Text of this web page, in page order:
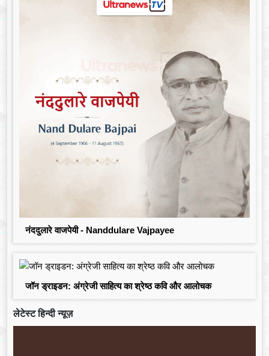
नंददुलारे वाजपेयी - Nanddulare Vajpayee
जॉन ड्राइडन: अंग्रेजी साहित्य का श्रेष्ठ कवि और आलोचक
लेटेस्ट हिन्दी न्यूज़